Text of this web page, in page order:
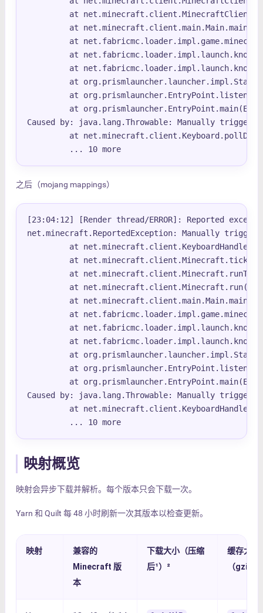
at
at
at
at
at
at
at
at
Caused by: java.lang.Throwable: Manually triggered
at
         ... 10 more
之后（mojang mappings）
[23:04:12] [Render thread/ERROR]: Reported
net.minecraft.ReportedException: Manually
at
at
at
at
at
at
at
at
at
at
at
Caused by: java.lang.Throwable: Manually triggered
at
         ... 10 more
映射概览
映射会异步下载并解析。每个版本只会下载一次。
Yarn 和 Quilt 每 48 小时刷新一次其版本以检查更新。
映射
兼容的
Minecraft 版
本
下载大小（压缩
后¹）²
缓存大小
（